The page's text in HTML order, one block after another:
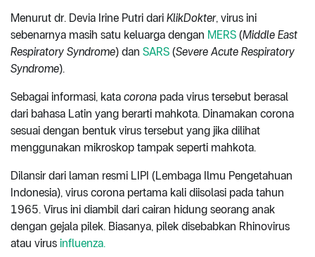
Menurut dr. Devia Irine Putri dari KlikDokter, virus ini
sebenarnya masih satu keluarga dengan MERS (Middle East
Respiratory Syndrome) dan SARS (Severe Acute Respiratory
Syndrome).
Sebagai informasi, kata corona pada virus tersebut berasal
dari bahasa Latin yang berarti mahkota. Dinamakan corona
sesuai dengan bentuk virus tersebut yang jika dilihat
menggunakan mikroskop tampak seperti mahkota.
Dilansir dari laman resmi LIPI (Lembaga Ilmu Pengetahuan
Indonesia), virus corona pertama kali diisolasi pada tahun
1965. Virus ini diambil dari cairan hidung seorang anak
dengan gejala pilek. Biasanya, pilek disebabkan Rhinovirus
atau virus influenza.